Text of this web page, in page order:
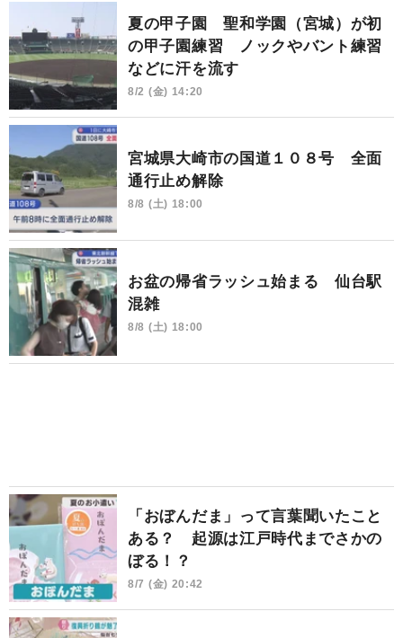
夏の甲子園 聖和学園（宮城）が初
の甲子園練習 ノックやバント練習
などに汗を流す
8/2 (金) 14:20
宮城県大崎市の国道１０８号 全面
通行止め解除
8/8 (土) 18:00
お盆の帰省ラッシュ始まる 仙台駅
混雑
8/8 (土) 18:00
「おぼんだま」って言葉聞いたこと
ある？ 起源は江戸時代までさかの
ぼる！？
8/7 (金) 20:42